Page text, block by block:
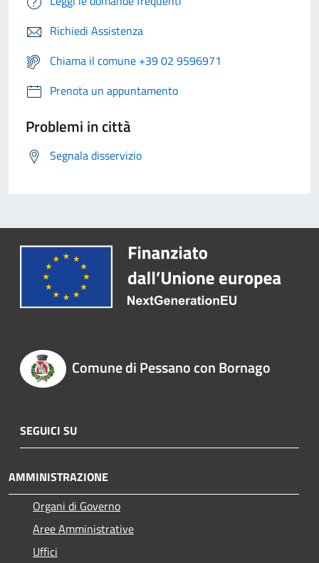
Richiedi Assistenza
Chiama il comune +39 02 9596971
Prenota un appuntamento
Problemi in città
Segnala disservizio
Comune di Pessano con Bornago
SEGUICI SU
AMMINISTRAZIONE
Organi di Governo
Aree Amministrative
Uffici